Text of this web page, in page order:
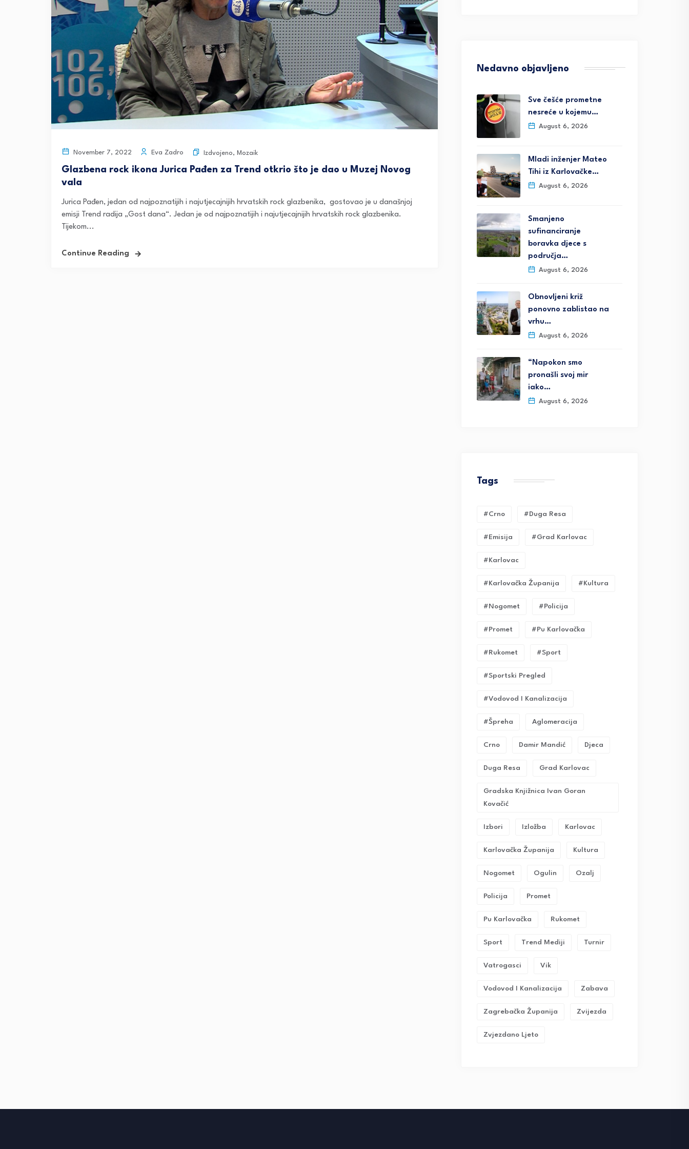
November 7, 2022 Eva Zadro Izdvojeno, Mozaik
Glazbena rock ikona Jurica Pađen za Trend otkrio što je dao u Muzej Novog
vala
Jurica Pađen, jedan od najpoznatijih i najutjecajnijih hrvatskih rock glazbenika, gostovao je u današnjoj
emisji Trend radija „Gost dana“. Jedan je od najpoznatijih i najutjecajnijih hrvatskih rock glazbenika.
Tijekom...
Continue Reading
Nedavno objavljeno
Sve češće prometne
nesreće u kojemu…
August 6, 2026
Mladi inženjer Mateo
Tihi iz Karlovačke…
August 6, 2026
Smanjeno
sufinanciranje
boravka djece s
područja…
August 6, 2026
Obnovljeni križ
ponovno zablistao na
vrhu…
August 6, 2026
“Napokon smo
pronašli svoj mir
iako…
August 6, 2026
Tags
#crno #duga Resa
#emisija #grad Karlovac
#karlovac
#karlovačka Županija #kultura
#nogomet #policija
#promet #pu Karlovačka
#rukomet #sport
#sportski Pregled
#vodovod I Kanalizacija
#Špreha Aglomeracija
Crno Damir Mandić Djeca
Duga Resa Grad Karlovac
Gradska Knjižnica Ivan Goran
Kovačić
Izbori Izložba Karlovac
Karlovačka Županija Kultura
Nogomet Ogulin Ozalj
Policija Promet
Pu Karlovačka Rukomet
Sport Trend Mediji Turnir
Vatrogasci Vik
Vodovod I Kanalizacija Zabava
Zagrebačka Županija Zvijezda
Zvjezdano Ljeto